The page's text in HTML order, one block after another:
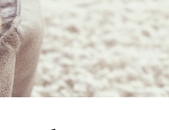
котов,
и проводят время,
пока
и так, что через год